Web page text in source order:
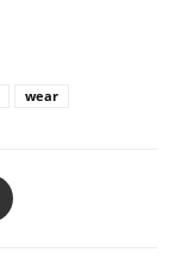
wear